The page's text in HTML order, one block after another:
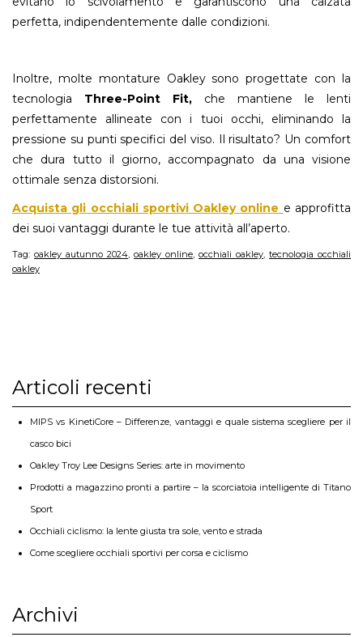
perfetta, indipendentemente dalle condizioni.
Inoltre, molte montature Oakley sono progettate con la
tecnologia Three-Point Fit, che mantiene le lenti
perfettamente allineate con i tuoi occhi, eliminando la
pressione su punti specifici del viso. Il risultato? Un comfort
che dura tutto il giorno, accompagnato da una visione
ottimale senza distorsioni.
Acquista gli occhiali sportivi Oakley online e approfitta
dei suoi vantaggi durante le tue attività all’aperto.
Tag: oakley autunno 2024 oakley online occhiali oakley tecnologia occhiali
oakley
Articoli recenti
MIPS vs KinetiCore – Differenze, vantaggi e quale sistema scegliere per il
casco bici
Oakley Troy Lee Designs Series: arte in movimento
Prodotti a magazzino pronti a partire – la scorciatoia intelligente di Titano
Sport
Occhiali ciclismo: la lente giusta tra sole, vento e strada
Come scegliere occhiali sportivi per corsa e ciclismo
Archivi